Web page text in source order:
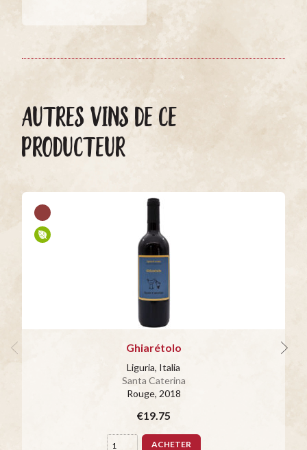
AUTRES VINS DE CE
PRODUCTEUR
Ghiarétolo
Liguria, Italia
Santa Caterina
Rouge, 2018
€19.75
ACHETER